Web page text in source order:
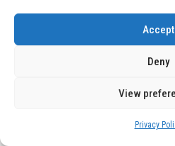
Accept
Deny
View
Privacy
grabación cómo
en apenas 5